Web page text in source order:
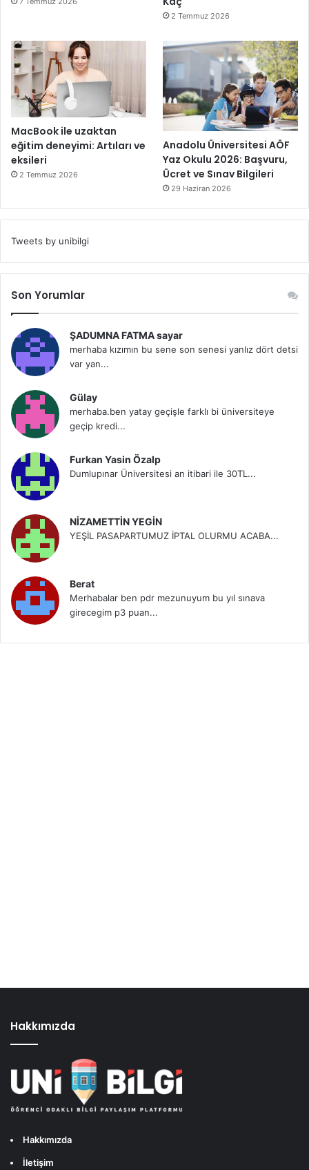
2 Temmuz 2026
MacBook ile uzaktan
eğitim deneyimi: Artıları ve
eksileri
2 Temmuz 2026
Anadolu Üniversitesi AÖF
Yaz Okulu 2026: Başvuru,
Ücret ve Sınav Bilgileri
29 Haziran 2026
Tweets by unibilgi
Son Yorumlar
ŞADUMNA FATMA sayar
merhaba kızımın bu sene son senesi yanlız dört detsi
var yan...
Gülay
merhaba.ben yatay geçişle farklı bi üniversiteye
geçip kredi...
Furkan Yasin Özalp
Dumlupınar Üniversitesi an itibari ile 30TL...
NİZAMETTİN YEGİN
YEŞİL PASAPARTUMUZ İPTAL OLURMU ACABA...
Berat
Merhabalar ben pdr mezunuyum bu yıl sınava
girecegim p3 puan...
Hakkımızda
Hakkımızda
İletişim